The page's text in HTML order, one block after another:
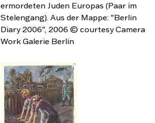
ermordeten Juden Europas (Paar im
Stelengang). Aus der Mappe: "Berlin
Diary 2006", 2006 © courtesy Camera
Work Galerie Berlin